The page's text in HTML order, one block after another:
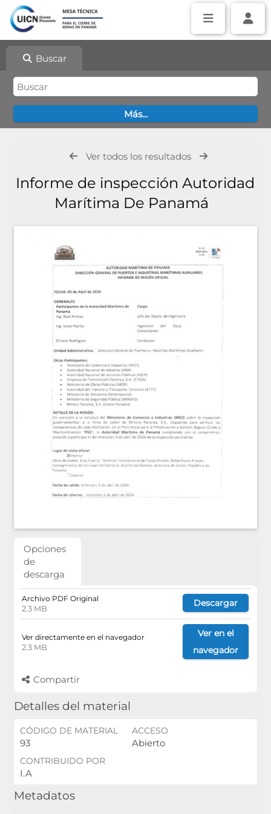
Buscar
Ver todos los resultados
Informe de inspección Autoridad
Marítima De Panamá
Opciones
de
descarga
Archivo PDF Original
2.3 MB
Descargar
Ver directamente en el navegador
2.3 MB
Ver en el
navegador
Compartir
Detalles del material
CÓDIGO DE MATERIAL
93
ACCESO
Abierto
CONTRIBUIDO POR
I.A
Metadatos